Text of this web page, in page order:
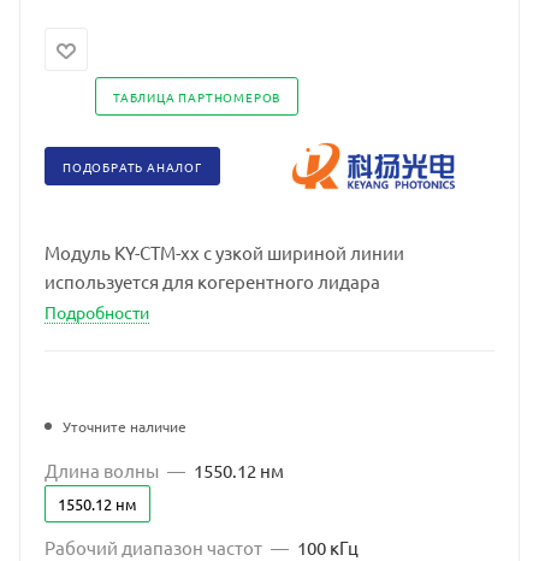
ТАБЛИЦА ПАРТНОМЕРОВ
ПОДОБРАТЬ АНАЛОГ
Модуль KY-CTM-xx с узкой шириной линии
используется для когерентного лидара
Подробности
Уточните наличие
Длина волны — 1550.12 нм
1550.12 нм
Рабочий диапазон частот — 100 кГц